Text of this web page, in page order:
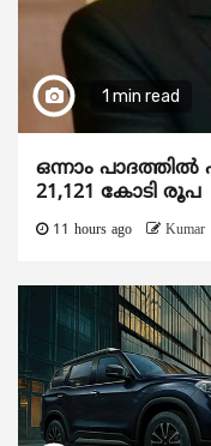
1 min read
ഒന്നാം
21,121 കോടി രൂപ
11 hours ago Kumar